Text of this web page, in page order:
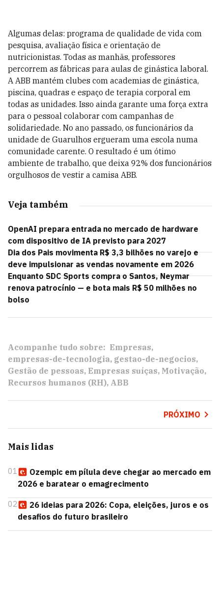
Algumas delas: programa de qualidade de vida com
pesquisa, avaliação física e orientação de
nutricionistas. Todas as manhãs, professores
percorrem as fábricas para aulas de ginástica laboral.
A ABB mantém clubes com academias de ginástica,
piscina, quadras e espaço de terapia corporal em
todas as unidades. Isso ainda garante uma força extra
para o pessoal colaborar com campanhas de
solidariedade. No ano passado, os funcionários da
unidade de Guarulhos ergueram uma escola numa
comunidade carente. O resultado é um ótimo
ambiente de trabalho, que deixa 92% dos funcionários
orgulhosos de vestir a camisa ABB.
Veja também
OpenAI prepara entrada no mercado de hardware
com dispositivo de IA previsto para 2027
Dia dos Pais movimenta R$ 3,3 bilhões no varejo e
deve impulsionar as vendas novamente em 2026
Enquanto SDC Sports compra o Santos, Neymar
renova patrocínio — e bota mais R$ 50 milhões no
bolso
Acompanhe tudo sobre: Empresas
empresas-de-tecnologia gestao-de-negocios
Gestão de pessoas Empresas suíças Motivação
Recursos humanos (RH) ABB
PRÓXIMO
Mais lidas
01
Ozempic em pílula deve chegar ao mercado em
2026 e baratear o emagrecimento
02
26 ideias para 2026: Copa, eleições, juros e os
desafios do futuro brasileiro